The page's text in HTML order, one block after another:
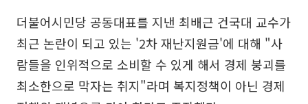
더불어시민당 공동대표를 지낸 최배근 건국대 교수가
최근 논란이 되고 있는 '2차 재난지원금'에 대해 "사
람들을 인위적으로 소비할 수 있게 해서 경제 붕괴를
최소한으로 막자는 취지"라며 복지정책이 아닌 경제